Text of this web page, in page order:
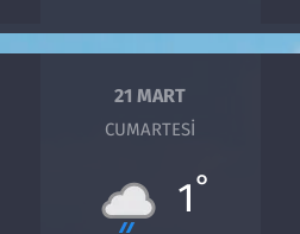
21 MART
CUMARTESI
1°